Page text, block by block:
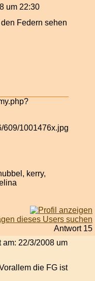
um 22:30
Federn sehen
kerry,
Antwort 15
22/3/2008 um
die FG ist